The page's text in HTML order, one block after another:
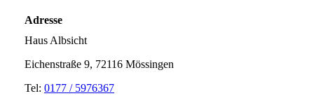
Adresse
Haus Albsicht
Eichenstraße 9, 72116 Mössingen
Tel: 0177 / 5976367